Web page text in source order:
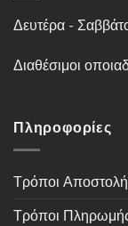
Δευτέρα -
Διαθέσιμοι
Πληροφορίες
Τρόποι
Τρόποι